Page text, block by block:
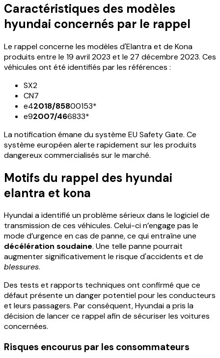
Caractéristiques des modèles
hyundai concernés par le rappel
Le rappel concerne les modèles d'Elantraet de Kona
produits entre le 19 avril 2023 et le 27 décembre 2023. Ces
véhicules ont été identifiés par les références :
SX2
CN7
e42018/85800153*
e92007/466833*
La notification émane dusystème EU Safety Gate. Ce
système européen alerte rapidement sur les produits
dangereux commercialisés sur le marché.
Motifs du rappel des hyundai
elantra et kona
Hyundai a identifié un problème sérieux dans le logiciel de
transmission de ces véhicules. Celui-ci n’engage pas le
mode d’urgence en cas de panne, ce qui entraîne une
décélération soudaine. Une telle panne pourrait
augmenter significativement le risque d'accidents et de
blessures.
Des tests et rapports techniques ont confirmé que ce
défaut présente un danger potentiel pour les conducteurs
et leurs passagers. Par conséquent,Hyundaia pris la
décision de lancer ce rappel afin de sécuriser les voitures
concernées.
Risques encourus par les consommateurs